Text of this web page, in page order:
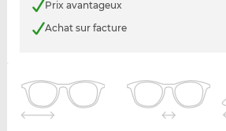
Prix avantageux
Achat sur facture